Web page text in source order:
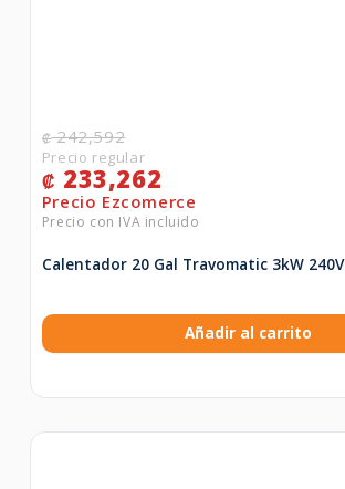
₡242,592
₡ 233,262
Calentador 20 Gal Travomatic 3kW 240V
Añadir al carrito